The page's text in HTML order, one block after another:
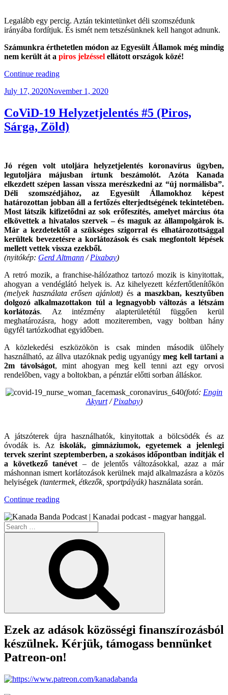
Legalább egy percig. Aztán tekintetünket déli szomszédunk
irányába fordítjuk. És ismét nem tetszésünknek kell hangot adnunk.
Számunkra érthetetlen módon az Egyesült Államok még mindig
nem került át a piros jelzéssel ellátott országok közé!
Continue reading“CoViD-
Helyzetjelentés
(Pirosból
>>
Sárgába)”
Posted
July 17, 2020November 1, 2020
CoViD-19 Helyzetjelentés #5 (Piros,
Sárga, Zöld)
Jó régen volt utoljára helyzetjelentés koronavírus ügyben,
legutoljára májusban írtunk beszámolót. Azóta Kanada
elkezdett szépen lassan vissza merészkedni az “új normálisba”.
Déli szomszédjához, az Egyesült Államokhoz képest
határozottan jobban áll a fertőzés elterjedtségének tekintetében.
Most látszik kifizetődni az sok erőfeszítés, amelyet március óta
elkövettek a hivatalos szervek – és maguk az állampolgárok is.
Már a kezdetektől a szükséges szigorral és elhatározottsággal
kerültek bevezetésre a korlátozások és csak megfontolt lépések
mellett vettek vissza ezekből.
(nyitókép: Gerd Altmann /Pixabay)
A retró mozik, a franchise-hálózathoz tartozó mozik is kinyitottak,
ahogyan a vendéglátó helyek is. Az kihelyezett kézfertőtlenítőkön
(melyek használata erősen ajánlott) és a maszkban, kesztyűben
dolgozó alkalmazottakon túl a legnagyobb változás a létszám
korlátozás. Az intézmény alapterületétúl függően kerül
meghatározásra, hogy adott moziteremben, vagy boltban hány
ügyfél tartózkodhat egyidőben.
A közlekedési eszközökön is csak minden második ülőhely
használható, az állva utazóknak pedig ugyanúgymeg kell tartani a
2m távolságot, mint ahogyan meg kell tenni azt egy orvosi
rendelőben, vagy a boltokban, a pénztár előtti sorban álláskor.
(fotó: Engin
Akyurt/Pixabay)
A játszóterek újra használhatók, kinyitottak a bölcsödék és az
óvodák is. Aziskolák, gimnáziumok, egyetemek a jelenlegi
tervek szerint szeptemberben, a szokásos időpontban indítják el
a következő tanévet – de jelentős változásokkal, azaz a már
máshonnan ismert korlátozások kerülnek majd alkalmazásra a közös
helyiségek (tantermek, étkezők, sportpályák) használata során.
Continue reading“CoViD-
Helyzetjelentés
(Piros,
Sárga,
Zöld)”
Search
for:
Ezek az adások közösségi finanszírozásból
készülnek. Kérjük, támogass bennünket
Patreon-on!